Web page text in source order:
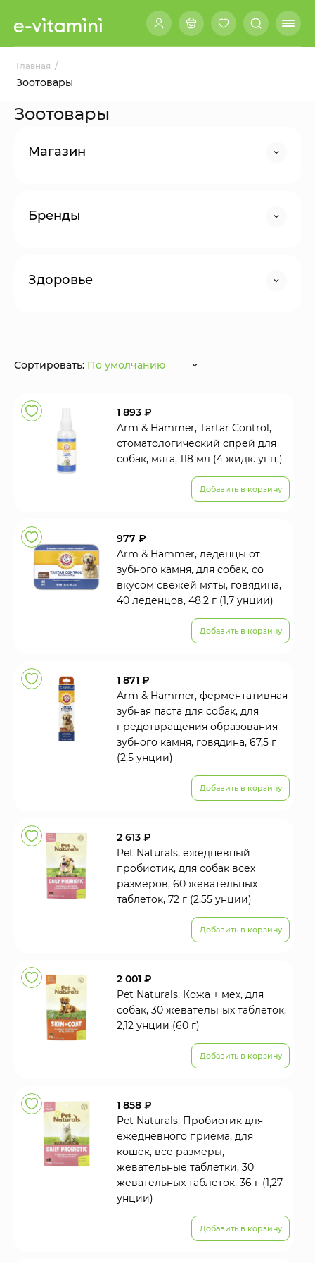
Главная /
Зоотовары
Зоотовары
Магазин
Бренды
Здоровье
Сортировать: По умолчанию
1 893 ₽
Arm & Hammer, Tartar Control,
стоматологический спрей для
собак, мята, 118 мл (4 жидк. унц.)
Добавить в корзину
977 ₽
Arm & Hammer, леденцы от
зубного камня, для собак, со
вкусом свежей мяты, говядина,
40 леденцов, 48,2 г (1,7 унции)
Добавить в корзину
1 871 ₽
Arm & Hammer, ферментативная
зубная паста для собак, для
предотвращения образования
зубного камня, говядина, 67,5 г
(2,5 унции)
Добавить в корзину
2 613 ₽
Pet Naturals, ежедневный
пробиотик, для собак всех
размеров, 60 жевательных
таблеток, 72 г (2,55 унции)
Добавить в корзину
2 001 ₽
Pet Naturals, Кожа + мех, для
собак, 30 жевательных таблеток,
2,12 унции (60 г)
Добавить в корзину
1 858 ₽
Pet Naturals, Пробиотик для
ежедневного приема, для
кошек, все размеры,
жевательные таблетки, 30
жевательных таблеток, 36 г (1,27
унции)
Добавить в корзину